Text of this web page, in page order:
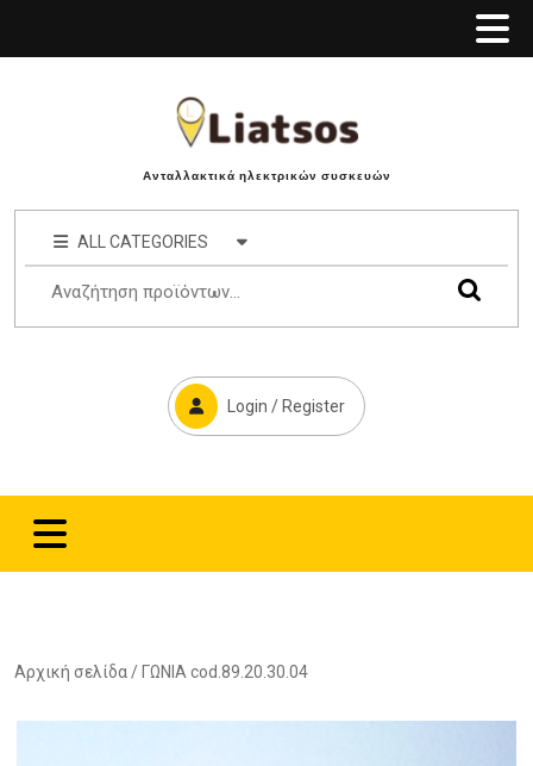
Ανταλλακτικά ηλεκτρικών συσκευών
ALL CATEGORIES
Login / Register
Αρχική σελίδα / ΓΩΝΙΑ cod.89.20.30.04